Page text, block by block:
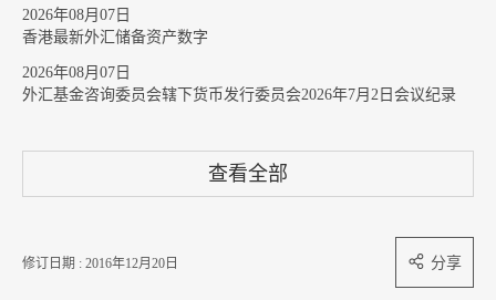
2026年08月07日
香港最新外汇储备资产数字
2026年08月07日
外汇基金咨询委员会辖下货币发行委员会2026年7月2日会议纪录
查看全部
修订日期 : 2016年12月20日 分享